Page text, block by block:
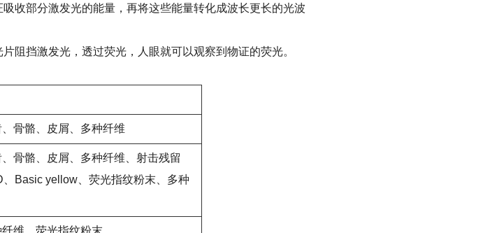
收部分激发光的能量，再将这些能量转化成波长更长的光波
阻挡激发光，透过荧光，人眼就可以观察到物证的荧光。
骨骼、皮屑、多种纤维
骨骼、皮屑、多种纤维、射击残留
Basic yellow、荧光指纹粉末、多种
维、荧光指纹粉末